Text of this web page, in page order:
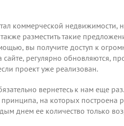
коммерческой недвижимости,
разместитьтакие
вы получите доступ к
регулярно обновляются,
проект уже реализован.
вернетесь к нам еще
на которых построена
днем ее количество только